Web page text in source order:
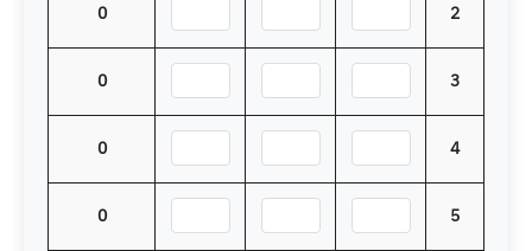
2
0
3
0
4
0
5
0